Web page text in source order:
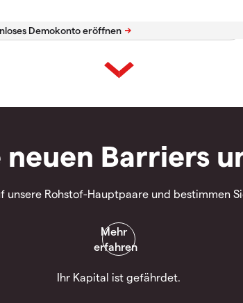
Barriers
unsere Rohstof-Hauptpaare und bestimmen
Ihr Kapital ist gefährdet.